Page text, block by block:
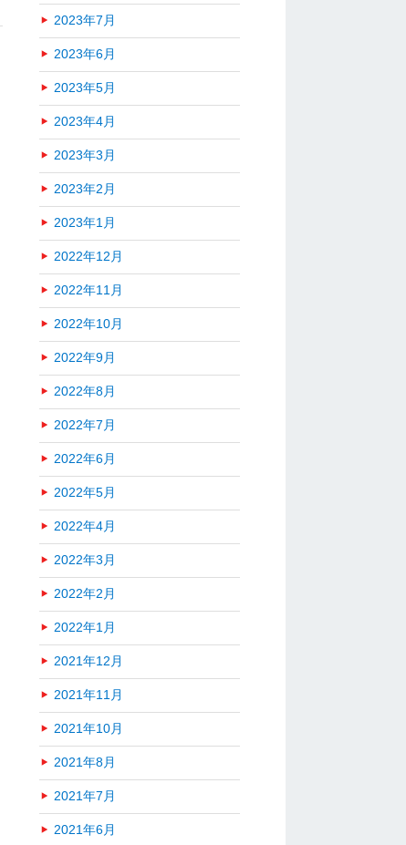
2023年7月
2023年6月
2023年5月
2023年4月
2023年3月
2023年2月
2023年1月
2022年12月
2022年11月
2022年10月
2022年9月
2022年8月
2022年7月
2022年6月
2022年5月
2022年4月
2022年3月
2022年2月
2022年1月
2021年12月
2021年11月
2021年10月
2021年8月
2021年7月
2021年6月